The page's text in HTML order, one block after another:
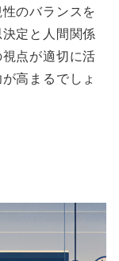
のバランスを
定と人間関係
点が適切に活
高まるでしょ